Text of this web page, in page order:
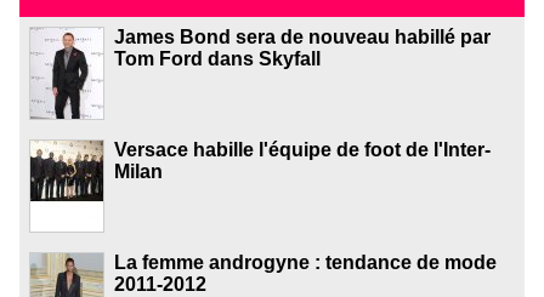
James Bond sera de nouveau habillé par
Tom Ford dans Skyfall
Versace habille l'équipe de foot de l'Inter-
Milan
La femme androgyne : tendance de mode
2011-2012